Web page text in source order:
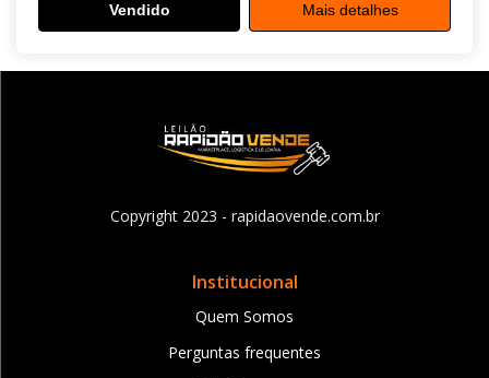
Vendido Mais detalhes
Copyright 2023 - rapidaovende.com.br
Institucional
Quem Somos
Perguntas frequentes